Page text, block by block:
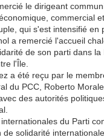
le dirigeant
commercial
qui s'est intensifié en
a remercié l'accueil
de son parti dans
l'Île.
a été reçu par le
du PCC, Roberto
des autorités
du Parti
solidarité